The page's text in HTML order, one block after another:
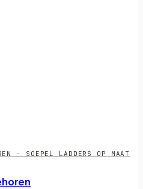
- SOEPEL LADDERS OP MAAT